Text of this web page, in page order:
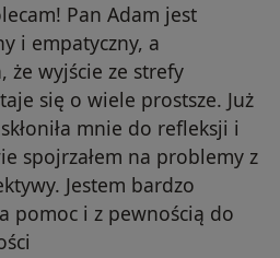
Pan Adam jest
i empatyczny, a
że wyjście ze strefy
się o wiele prostsze. Już
mnie do refleksji i
spojrzałem na problemy z
Jestem bardzo
pomoc i z pewnością do